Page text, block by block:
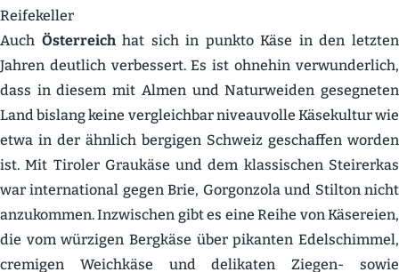
Reife­keller
Auch Öster­reichhat sich in punkto Käse in den letzten
Jahren deutlich verbessert. Es ist ohnehin verwun­derlich,
dass in diesem mit Almen und Natur­weiden geseg­neten
Land bislang keine vergleichbar niveau­volle Käsekultur wie
etwa in der ähnlich bergigen Schweiz geschaffen worden
ist. Mit Tiroler Graukäse und dem klassi­schen Steirerkas
war inter­na­tional gegen Brie, Gorgonzola und Stilton nicht
anzukommen. Inzwi­schen gibt es eine Reihe von Käsereien,
die vom würzigen Bergkäse über pikanten Edelschimmel,
cremigen Weichkäse und delikaten Ziegen- sowie